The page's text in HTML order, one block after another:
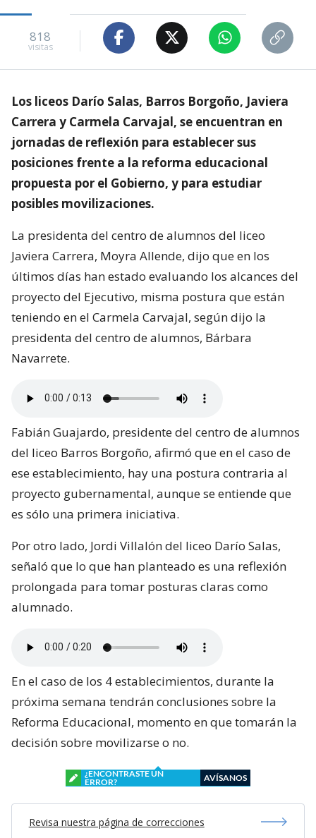
818
visitas
Los liceos Darío Salas, Barros Borgoño, Javiera
Carrera y Carmela Carvajal, se encuentran en
jornadas de reflexión para establecer sus
posiciones frente a la reforma educacional
propuesta por el Gobierno, y para estudiar
posibles movilizaciones.
La presidenta del centro de alumnos del liceo
Javiera Carrera, Moyra Allende, dijo que en los
últimos días han estado evaluando los alcances del
proyecto del Ejecutivo, misma postura que están
teniendo en el Carmela Carvajal, según dijo la
presidenta del centro de alumnos, Bárbara
Navarrete.
Fabián Guajardo, presidente del centro de alumnos
del liceo Barros Borgoño, afirmó que en el caso de
ese establecimiento, hay una postura contraria al
proyecto gubernamental, aunque se entiende que
es sólo una primera iniciativa.
Por otro lado, Jordi Villalón del liceo Darío Salas,
señaló que lo que han planteado es una reflexión
prolongada para tomar posturas claras como
alumnado.
En el caso de los 4 establecimientos, durante la
próxima semana tendrán conclusiones sobre la
Reforma Educacional, momento en que tomarán la
decisión sobre movilizarse o no.
¿ENCONTRASTE UN
ERROR?
AVÍSANOS
Revisa nuestra página de correcciones